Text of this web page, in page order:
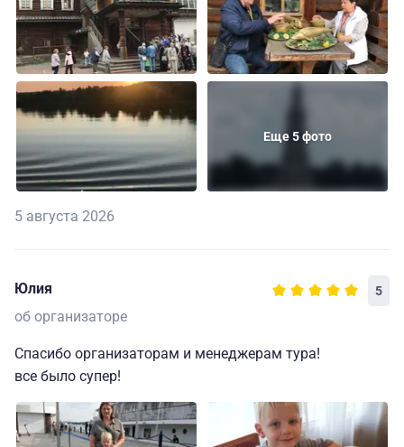
Еще 5 фото
5 августа 2026
Юлия 5
об организаторе
Спасибо организаторам и менеджерам тура!
все было супер!